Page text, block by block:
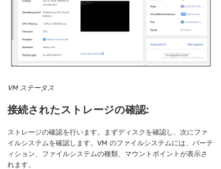
VM ステータス
接続されたストレージの確認:
ストレージの確認を行います。まずディスクを確認し、次にファ
イルシステムを確認します。VM のファイルシステムには、パーテ
ィション、ファイルシステムの種類、マウントポイントが表示さ
れます。